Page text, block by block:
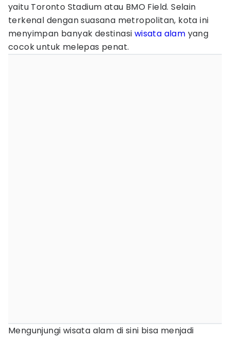
yaitu Toronto Stadium atau BMO Field. Selain
terkenal dengan suasana metropolitan, kota ini
menyimpan banyak destinasi wisata alam yang
cocok untuk melepas penat.
Mengunjungi wisata alam di sini bisa menjadi